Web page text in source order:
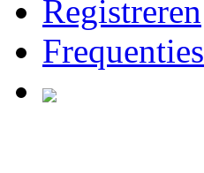
Registreren
Frequenties